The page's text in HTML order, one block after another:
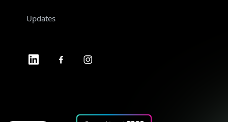
Updates